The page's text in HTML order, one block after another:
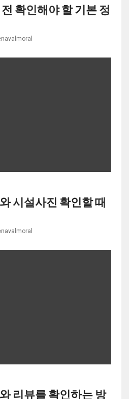
확인해야 할 기본 정
시설사진 확인할 때
리뷰를 확인하는 방